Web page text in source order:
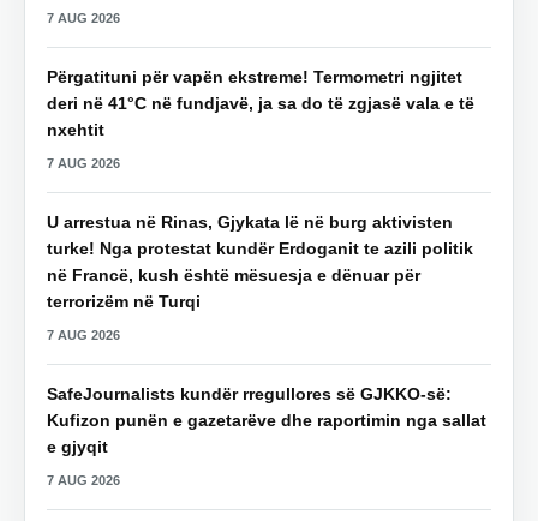
7 AUG 2026
Përgatituni për vapën ekstreme! Termometri ngjitet
deri në 41°C në fundjavë, ja sa do të zgjasë vala e të
nxehtit
7 AUG 2026
U arrestua në Rinas, Gjykata lë në burg aktivisten
turke! Nga protestat kundër Erdoganit te azili politik
në Francë, kush është mësuesja e dënuar për
terrorizëm në Turqi
7 AUG 2026
SafeJournalists kundër rregullores së GJKKO-së:
Kufizon punën e gazetarëve dhe raportimin nga sallat
e gjyqit
7 AUG 2026